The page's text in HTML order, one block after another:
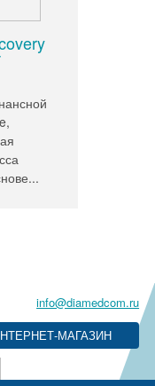
info@diamedcom.ru